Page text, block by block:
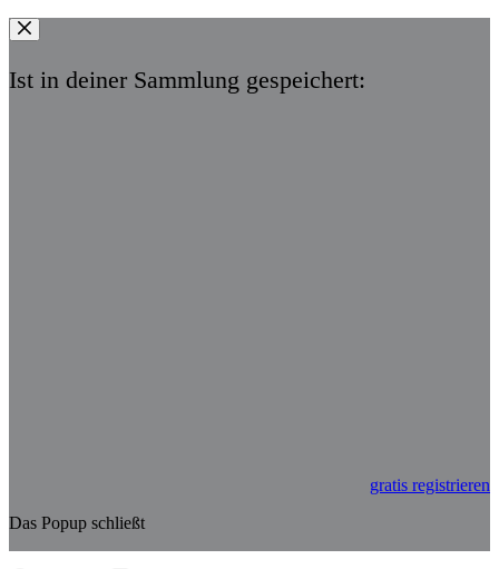
Ist in deiner Sammlung gespeichert:
gratis registrieren
Das Popup schließt